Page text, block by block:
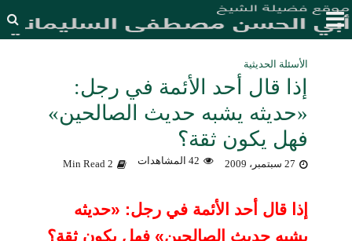
الأسئلة الحديثية
إذا قال أحد الأئمة في رجل:
«حديثه يشبه حديث الصالحين»
فهل يكون ثقة؟
27 سبتمبر، 2009 42 المشاهدات 2 Min Read
إذا قال أحد الأئمة في رجل: «حديثه
يشبه حديث الصالحين» فهل يكون ثقة؟